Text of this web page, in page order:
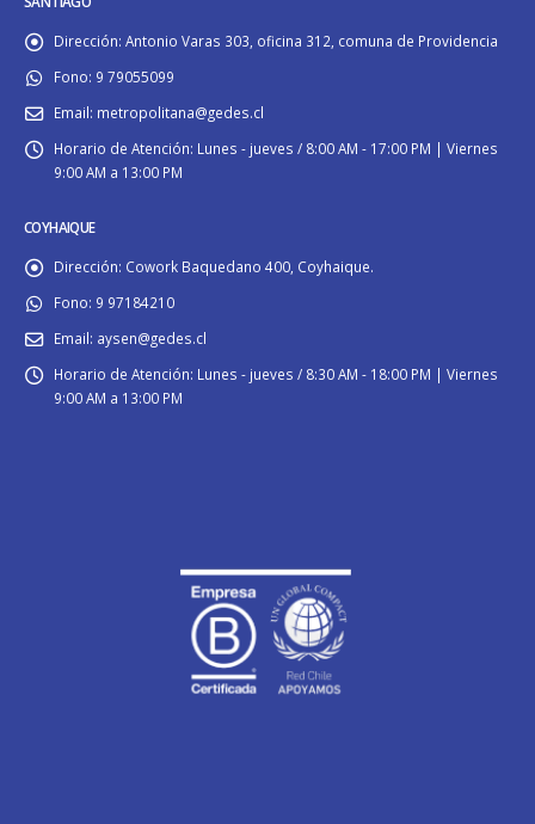
Dirección: Antonio Varas 303, oficina 312, comuna de Providencia
Fono: 9 79055099
Email: metropolitana@gedes.cl
Horario de Atención: Lunes - jueves / 8:00 AM - 17:00 PM | Viernes
9:00 AM a 13:00 PM
COYHAIQUE
Dirección: Cowork Baquedano 400, Coyhaique.
Fono: 9 97184210
Email: aysen@gedes.cl
Horario de Atención: Lunes - jueves / 8:30 AM - 18:00 PM | Viernes
9:00 AM a 13:00 PM